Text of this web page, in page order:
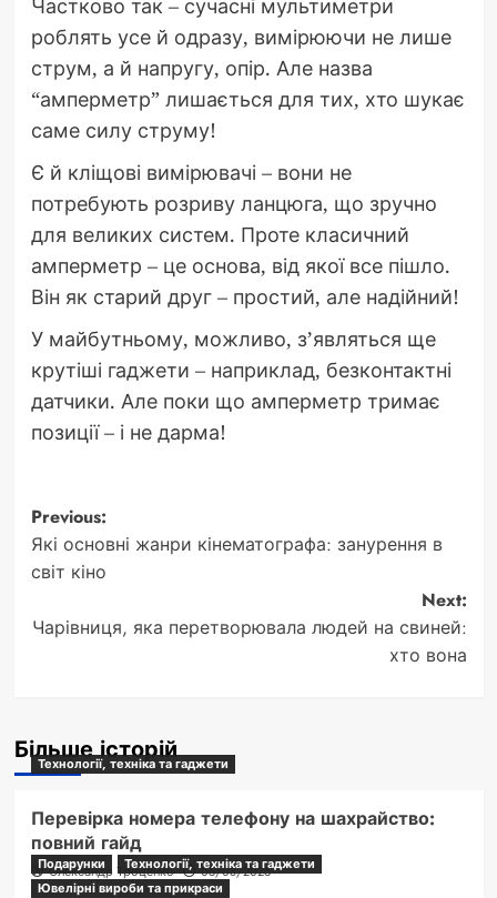
Частково так – сучасні мультиметри
роблять усе й одразу, вимірюючи не лише
струм, а й напругу, опір. Але назва
“амперметр” лишається для тих, хто шукає
саме силу струму!
Є й кліщові вимірювачі – вони не
потребують розриву ланцюга, що зручно
для великих систем. Проте класичний
амперметр – це основа, від якої все пішло.
Він як старий друг – простий, але надійний!
У майбутньому, можливо, з’являться ще
крутіші гаджети – наприклад, безконтактні
датчики. Але поки що амперметр тримає
позиції – і не дарма!
Post
navigation
Previous:
Які основні жанри кінематографа: занурення в
світ кіно
Next:
Чарівниця, яка перетворювала людей на свиней:
хто вона
Більше історій
Технології, техніка та гаджети
Перевірка номера телефону на шахрайство:
повний гайд
Олександр Троценко 05/08/2026
Подарунки
Технології, техніка та гаджети
Ювелірні вироби та прикраси